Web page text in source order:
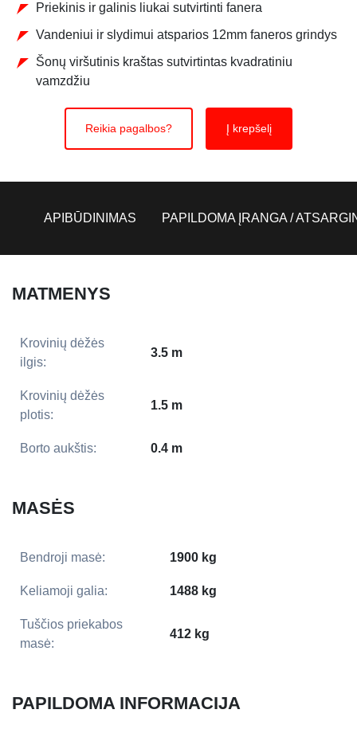
Priekinis ir galinis liukai sutvirtinti fanera
Vandeniui ir slydimui atsparios 12mm faneros grindys
Šonų viršutinis kraštas sutvirtintas kvadratiniu
vamzdžiu
Reikia pagalbos? Į krepšelį
APIBŪDINIMAS PAPILDOMA ĮRANGA /
MATMENYS
Krovinių dėžės
ilgis:
3.5 m
Krovinių dėžės
plotis:
1.5 m
Borto aukštis: 0.4 m
MASĖS
Bendroji masė: 1900 kg
Keliamoji galia: 1488 kg
Tuščios priekabos
masė:
412 kg
PAPILDOMA INFORMACIJA